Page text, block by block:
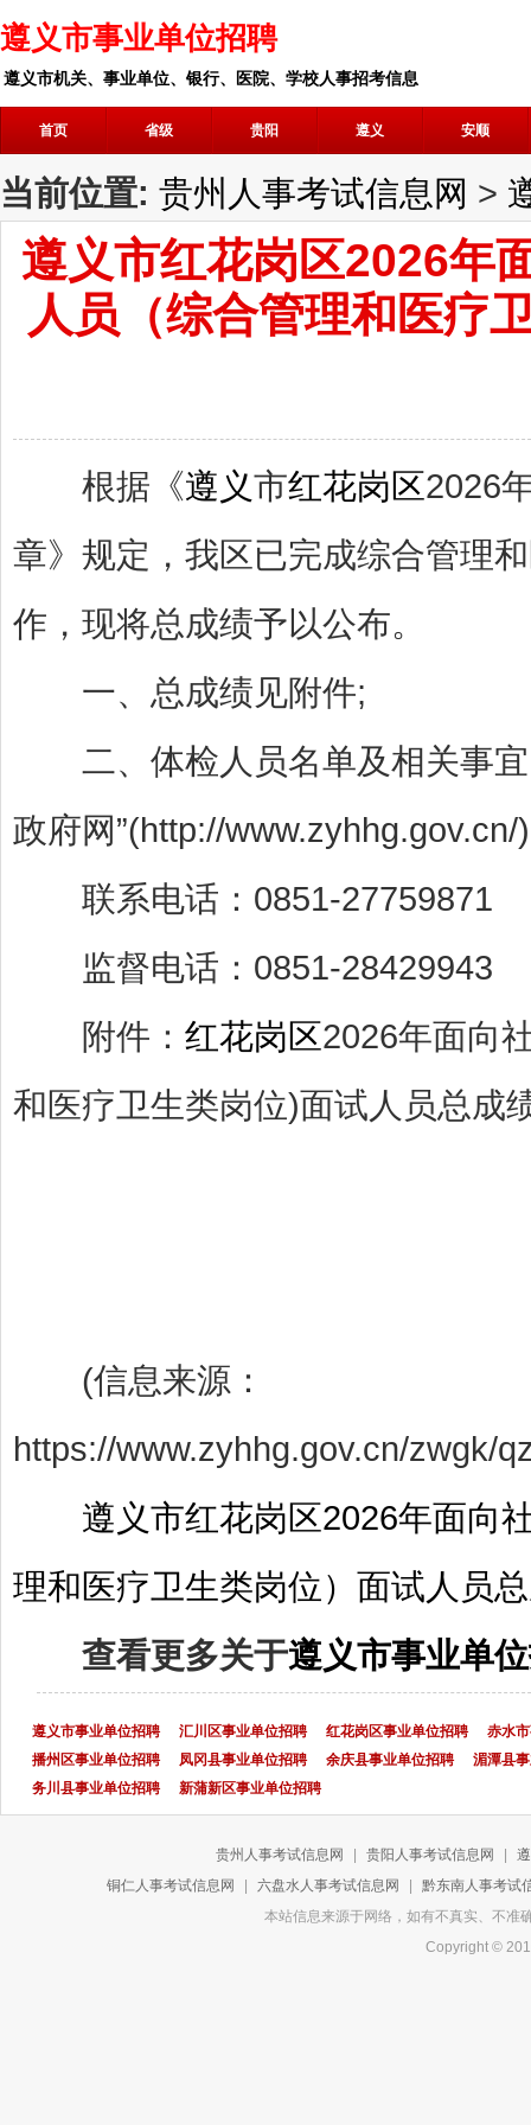
遵义市事业单位招聘
遵义市机关、事业单位、银行、医院、学校人事招考信息
首页 省级 贵阳 遵义 安顺
当前位置: 贵州人事考试信息网 >
遵义市红花岗区2026年
人员（综合管理和医疗
根据《遵义市红花岗区2026
章》规定，我区已完成综合管理
作，现将总成绩予以公布。
一、总成绩见附件;
二、体检人员名单及相关事宜
政府网”(http://
联系电话：0851-27759871
监督电话：0851-28429943
附件： 红花岗区2026年面向
和医疗卫生类岗位)面试人员总成
(信息来源：
https://www.zyhhg.gov.cn/zwgk/
遵义市红花岗区2026年面向
理和医疗卫生类岗位）面试人员
查看更多关于遵义市事业单
遵义市事业单位招聘 汇川区事业单位招聘 红花岗区事业单位招聘
赤水
播州区事业单位招聘
凤冈县事业单位招聘 余庆县事业单位招聘
湄潭县
务川县事业单位招聘
新蒲新区事业单位招聘
贵州人事考试信息网 贵阳人事考试信息网
铜仁人事考试信息网
六盘水人事考试信息网
黔东南人事考试
本站信息来源于网络，如有不真实、不
Copyright ©